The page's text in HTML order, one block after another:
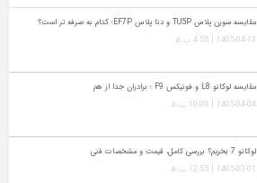
مقایسه سورن پلاس TU5P و دنا پلاس EF7P؛ کدام به‌ صرفه‌ تر است؟
1405-04-13 | 4:55 ب.ظ
مقایسه لوکانو L8 و فونیکس F9 ؛ برادران جدا از هم
1405-04-04 | 10:00 ب.ظ
لوکانو 7 بخریم؟ بررسی کامل، قیمت و مشخصات فنی
1405-03-01 | 12:55 ب.ظ